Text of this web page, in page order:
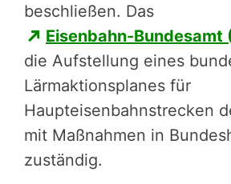
beschlie­ßen. Das
Eisenbahn-Bundesamt
die Aufstellung eines
Lärmaktionsplanes für
Haupteisenbahnstrecken
mit Maßnahmen in
zuständig.